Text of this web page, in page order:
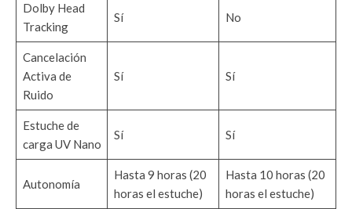
Dolby Head
Tracking
Sí No
Cancelación
Activa de
Ruido
Sí Sí
Estuche de
carga UV Nano
Sí Sí
Autonomía
Hasta 9 horas (20
horas el estuche)
Hasta 10 horas (20
horas el estuche)